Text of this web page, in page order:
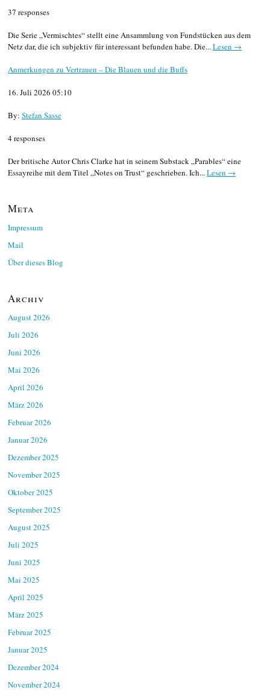
37 responses
Die Serie „Vermischtes“ stellt eine Ansammlung von Fundstücken aus dem
Netz dar, die ich subjektiv für interessant befunden habe. Die...Lesen →
Anmerkungen zu Vertrauen – Die Blauen und die Buffs
16. Juli 2026 05:10
By: Stefan Sasse
4 responses
Der britische Autor Chris Clarke hat in seinem Substack „Parables“ eine
Essayreihe mit dem Titel „Notes on Trust“ geschrieben. Ich...Lesen →
Meta
Impressum
Mail
Über dieses Blog
Archiv
August 2026
Juli 2026
Juni 2026
Mai 2026
April 2026
März 2026
Februar 2026
Januar 2026
Dezember 2025
November 2025
Oktober 2025
September 2025
August 2025
Juli 2025
Juni 2025
Mai 2025
April 2025
März 2025
Februar 2025
Januar 2025
Dezember 2024
November 2024